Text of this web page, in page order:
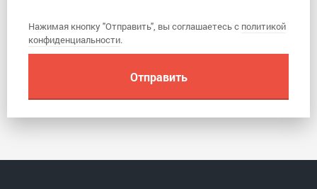
Нажимая кнопку "Отправить", вы соглашаетесь с политикой
конфиденциальности.